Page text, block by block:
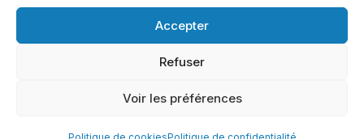
Accepter
Refuser
Voir les préférences
73000 Chambéry
© All rights reserved
Mentions légales –Cookies – Politiques de confidentialité